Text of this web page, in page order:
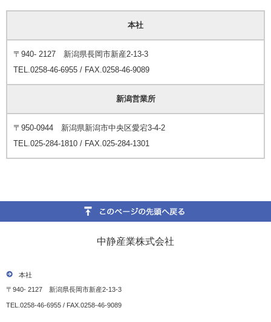
本社
〒940- 2127 新潟県長岡市新産2-13-3
TEL.0258-46-6955 / FAX.0258-46-9089
新潟営業所
〒950-0944 新潟県新潟市中央区愛宕3-4-2
TEL.025-284-1810 / FAX.025-284-1301
中静産業株式会社
本社
〒940- 2127 新潟県長岡市新産2-13-3
TEL.0258-46-6955 / FAX.0258-46-9089